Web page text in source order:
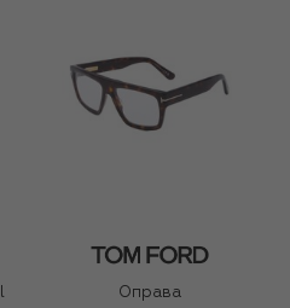
Оправа